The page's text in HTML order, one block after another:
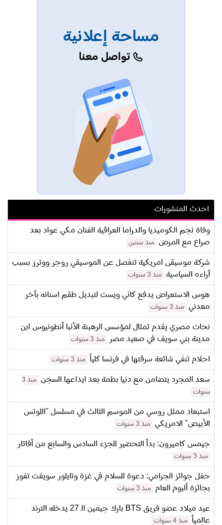
مساحة إعلانية
تواصل معنا
احدث المنشورات
وفاة نجم الكوميديا والدراما العراقية الفنان مكي عواد بعد
صراع مع المرض
منذ سنتين
شركة موسيقى امريكية تنفصل عن الموسيقي روجر ووترز بسبب
آراءه السياسية
منذ 3 سنوات
هوس الاستعراض يدفع كاني ويست لتبديل طقم اسنانه بآخر
معدني
منذ 3 سنوات
نحات مصري يقدم تمثال لمؤسس الرهبنة الأنبا أنطونيوس ابن
مدينة بني سويف في صعيد مصر
منذ 3 سنوات
احلام تنفي شائعة سرقتها في فرنسا كلياً منذ 3 سنوات
سعد المجرد يتضامن مع دنيا بطمة بعد ايداعها السجن
منذ 3
سنوات
استبعاد ممثل روسي من الموسم الثالث في مسلسل "اللوتس
الأبيض" الامريكي
منذ 3 سنوات
جيمس كاميرون: بدأ التحضير للجزء السادس والسابع من أفاتار
منذ 3 سنوات
حفل جوائز الجرامي: دعوة للسلام في غزة وتايلور سويفت تفوز
بجائزة ألبوم العام
منذ 3 سنوات
عيد ميلاد عضو فريق BTS بارك جيمين الـ 27 يدخله الترند
عالمياً
منذ 4 سنوات